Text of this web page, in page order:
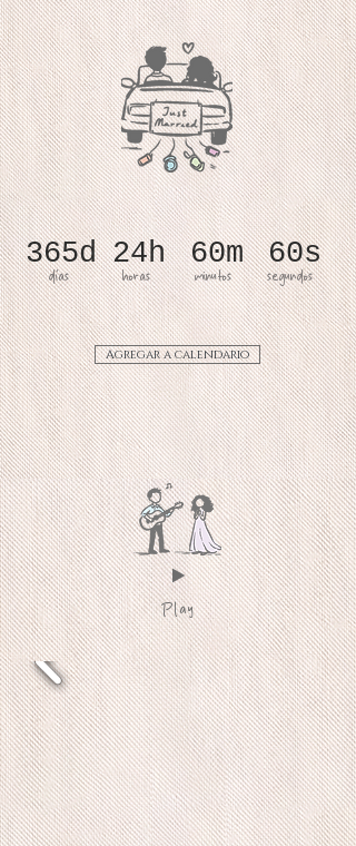
días horas minutos segundos
365d 24h 60m 60s
Agregar a calendario
Play